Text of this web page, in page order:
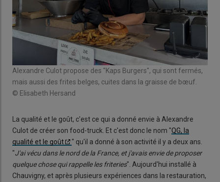
Alexandre Culot propose des "Kaps Burgers", qui sont fermés,
mais aussi des frites belges, cuites dans la graisse de bœuf.
© Elisabeth Hersand
La qualité et le goût, c'est ce qui a donné envie à Alexandre
Culot de créer son food-truck. Et c'est donc le nom "QG, la
qualité et le goût
" qu'il a donné à son activité il y a deux ans.
"J'ai vécu dans le nord de la France, et j'avais envie de proposer
quelque chose qui rappelle les friteries". Aujourd'hui installé à
Chauvigny, et après plusieurs expériences dans la restauration,